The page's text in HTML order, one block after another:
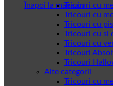
Înapoi la magazin
Tricouri cu
Tricouri cu
Tricouri cu
Tricouri cu si
Tricouri cu
Tricouri
Tricouri
Alte categorii
Tricouri cu